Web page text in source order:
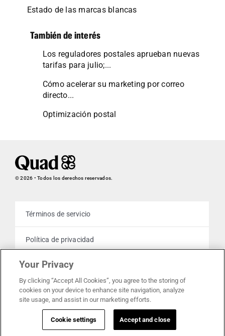
Estado de las marcas blancas
También de interés
Los reguladores postales aprueban nuevas
tarifas para julio;...
Cómo acelerar su marketing por correo
directo...
Optimización postal
© 2026 • Todos los derechos reservados.
Términos de servicio
Política de privacidad
Politica de Cookies
Sus opciones de privacidad
Your Privacy
By clicking “Accept All Cookies”, you agree to the storing of
cookies on your device to enhance site navigation, analyze
site usage, and assist in our marketing efforts.
Cookie settings Accept and close